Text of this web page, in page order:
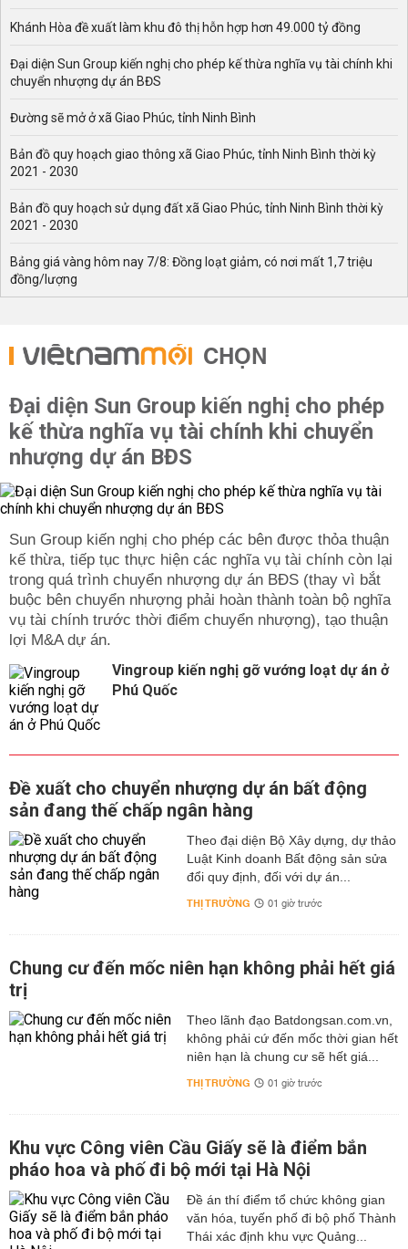
Khánh Hòa đề xuất làm khu đô thị hỗn hợp hơn 49.000 tỷ đồng
Đại diện Sun Group kiến nghị cho phép kế thừa nghĩa vụ tài chính khi
chuyển nhượng dự án BĐS
Đường sẽ mở ở xã Giao Phúc, tỉnh Ninh Bình
Bản đồ quy hoạch giao thông xã Giao Phúc, tỉnh Ninh Bình thời kỳ
2021 - 2030
Bản đồ quy hoạch sử dụng đất xã Giao Phúc, tỉnh Ninh Bình thời kỳ
2021 - 2030
Bảng giá vàng hôm nay 7/8: Đồng loạt giảm, có nơi mất 1,7 triệu
đồng/lượng
CHỌN
Đại diện Sun Group kiến nghị cho phép
kế thừa nghĩa vụ tài chính khi chuyển
nhượng dự án BĐS
Sun Group kiến nghị cho phép các bên được thỏa thuận
kế thừa, tiếp tục thực hiện các nghĩa vụ tài chính còn lại
trong quá trình chuyển nhượng dự án BĐS (thay vì bắt
buộc bên chuyển nhượng phải hoàn thành toàn bộ nghĩa
vụ tài chính trước thời điểm chuyển nhượng), tạo thuận
lợi M&A dự án.
Vingroup kiến nghị gỡ vướng loạt dự án ở
Phú Quốc
Đề xuất cho chuyển nhượng dự án bất động
sản đang thế chấp ngân hàng
Theo đại diện Bộ Xây dựng, dự thảo
Luật Kinh doanh Bất động sản sửa
đổi quy định, đối với dự án...
THỊ TRƯỜNG 01 giờ trước
Chung cư đến mốc niên hạn không phải hết giá
trị
Theo lãnh đạo Batdongsan.com.vn,
không phải cứ đến mốc thời gian hết
niên hạn là chung cư sẽ hết giá...
THỊ TRƯỜNG 01 giờ trước
Khu vực Công viên Cầu Giấy sẽ là điểm bắn
pháo hoa và phố đi bộ mới tại Hà Nội
Đề án thí điểm tổ chức không gian
văn hóa, tuyến phố đi bộ phố Thành
Thái xác định khu vực Quảng...